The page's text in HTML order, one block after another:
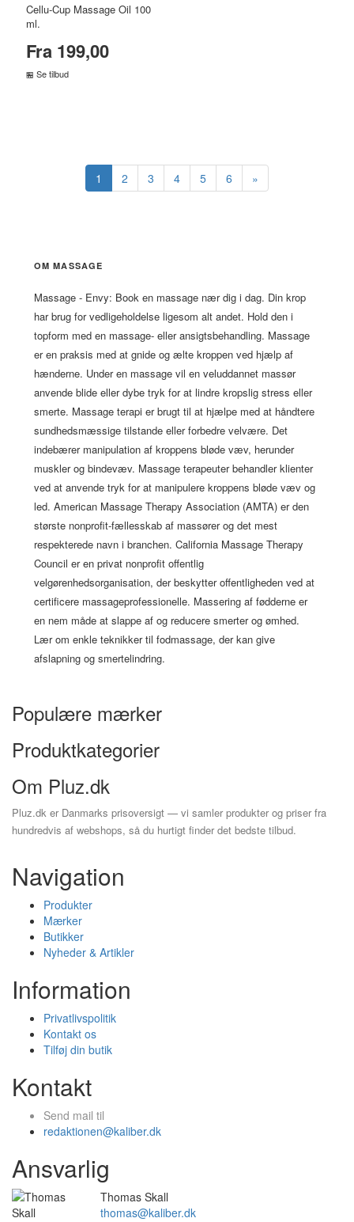
Cellu-Cup Massage Oil 100
ml.
Fra 199,00
Se tilbud
1 2 3 4 5 6 »
OM MASSAGE
Massage - Envy: Book en massage nær dig i dag. Din krop
har brug for vedligeholdelse ligesom alt andet. Hold den i
topform med en massage- eller ansigtsbehandling. Massage
er en praksis med at gnide og ælte kroppen ved hjælp af
hænderne. Under en massage vil en veluddannet massør
anvende blide eller dybe tryk for at lindre kropslig stress eller
smerte. Massage terapi er brugt til at hjælpe med at håndtere
sundhedsmæssige tilstande eller forbedre velvære. Det
indebærer manipulation af kroppens bløde væv, herunder
muskler og bindevæv. Massage terapeuter behandler klienter
ved at anvende tryk for at manipulere kroppens bløde væv og
led. American Massage Therapy Association (AMTA) er den
største nonprofit-fællesskab af massører og det mest
respekterede navn i branchen. California Massage Therapy
Council er en privat nonprofit offentlig
velgørenhedsorganisation, der beskytter offentligheden ved at
certificere massageprofessionelle. Massering af fødderne er
en nem måde at slappe af og reducere smerter og ømhed.
Lær om enkle teknikker til fodmassage, der kan give
afslapning og smertelindring.
Populære mærker
Produktkategorier
Om Pluz.dk
Pluz.dk er Danmarks prisoversigt — vi samler produkter og priser fra
hundredvis af webshops, så du hurtigt finder det bedste tilbud.
Navigation
Produkter
Mærker
Butikker
Nyheder & Artikler
Information
Privatlivspolitik
Kontakt os
Tilføj din butik
Kontakt
Send mail til
redaktionen@kaliber.dk
Ansvarlig
Thomas Skall
thomas@kaliber.dk